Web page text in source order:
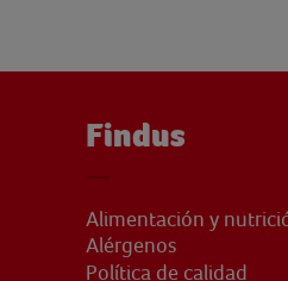
Findus
Alimentación y
Alérgenos
Política de calidad